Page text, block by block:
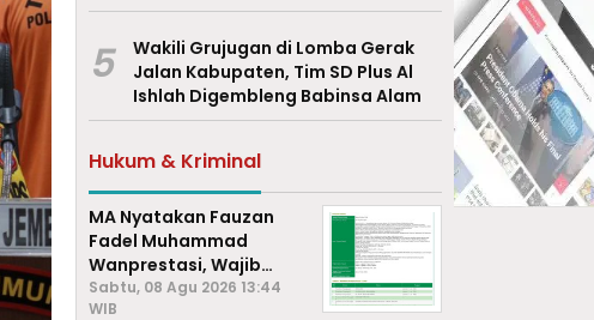
5
Wakili Grujugan di Lomba Gerak
Jalan Kabupaten, Tim SD Plus Al
Ishlah Digembleng Babinsa Alam
Hukum & Kriminal
MA Nyatakan Fauzan
Fadel Muhammad
Wanprestasi, Wajib
Bayar Rp2,085 Miliar
Sabtu, 08 Agu 2026 13:44
WIB